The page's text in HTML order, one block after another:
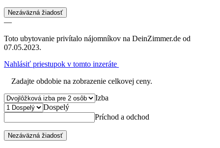
Nezáväzná žiadosť
—
Toto ubytovanie privítalo nájomníkov na DeinZimmer.de od
07.05.2023.
Nahlásiť priestupok v tomto inzeráte
Zadajte obdobie na zobrazenie celkovej ceny.
Izba
Dospelý
Príchod a odchod
Nezáväzná žiadosť